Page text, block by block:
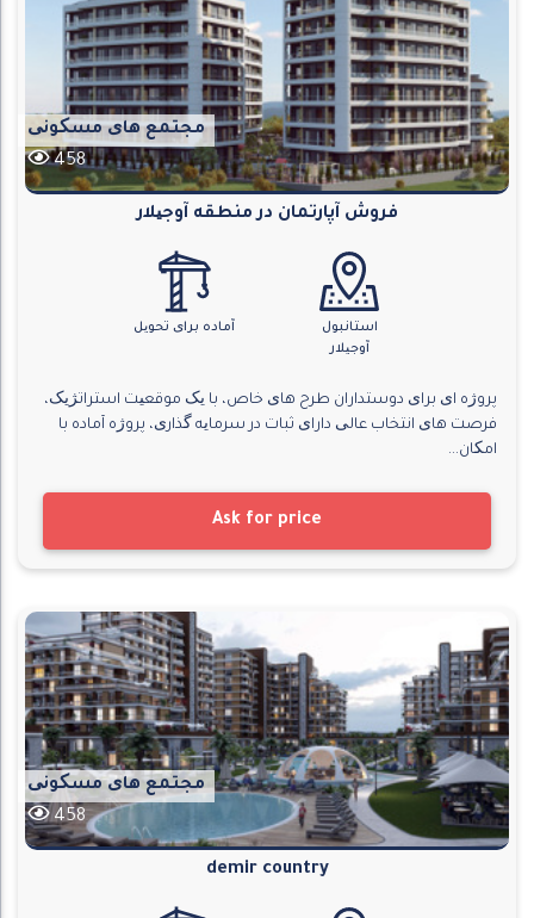
مجتمع های مسکونی
458
فروش آپارتمان در منطقه آوجیلار
استانبول
آوجیلار
آماده برای تحویل
پروژه ای برای دوستداران طرح های خاص، با یک موقعیت استراتژیک،
فرصت های انتخاب عالی دارای ثبات در سرمایه گذاری، پروژه آماده با
امکان...
Ask for price
مجتمع های مسکونی
458
demir country